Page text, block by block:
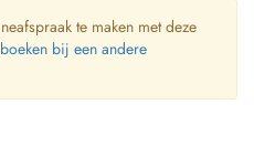
te maken met deze
bij een andere